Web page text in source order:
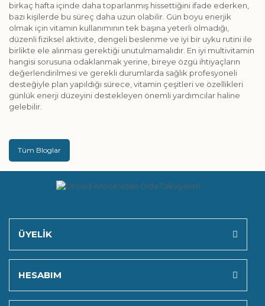
birkaç hafta içinde daha toparlanmış hissettiğini ifade ederken,
bazı kişilerde bu süreç daha uzun olabilir. Gün boyu enerjik
olmak için vitamin kullanımının tek başına yeterli olmadığı,
düzenli fiziksel aktivite, dengeli beslenme ve iyi bir uyku rutini ile
birlikte ele alınması gerektiği unutulmamalıdır. En iyi multivitamin
hangisi sorusuna odaklanmak yerine, bireye özgü ihtiyaçların
değerlendirilmesi ve gerekli durumlarda sağlık profesyoneli
desteğiyle plan yapıldığı sürece, vitamin çeşitleri ve özellikleri
günlük enerji düzeyini destekleyen önemli yardımcılar haline
gelebilir.
Tüm Bloglar
ÜYELİK
HESABIM